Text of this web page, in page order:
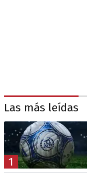
Las más leídas
1